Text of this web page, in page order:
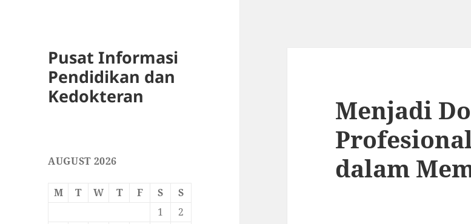
Pusat Informasi
Pendidikan dan
Kedokteran
AUGUST 2026
M T W T F S
S
1
2
Menjadi
dalam